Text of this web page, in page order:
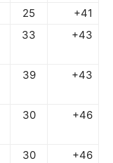
25
+41
33 +43
39 +43
30 +46
30 +46